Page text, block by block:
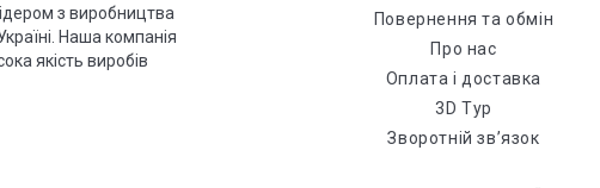
з виробництва
Наша компанія
якість виробів
Повернення та обмін
Про нас
Оплата і доставка
3D Тур
Зворотній зв’язок